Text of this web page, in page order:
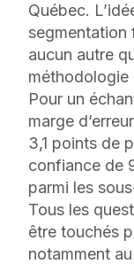
Québec.
segmentation
aucun autre
méthodologie
Pour un
marge
3,1 points de
confiance de
parmi les
Tous les
être touchés
notamment